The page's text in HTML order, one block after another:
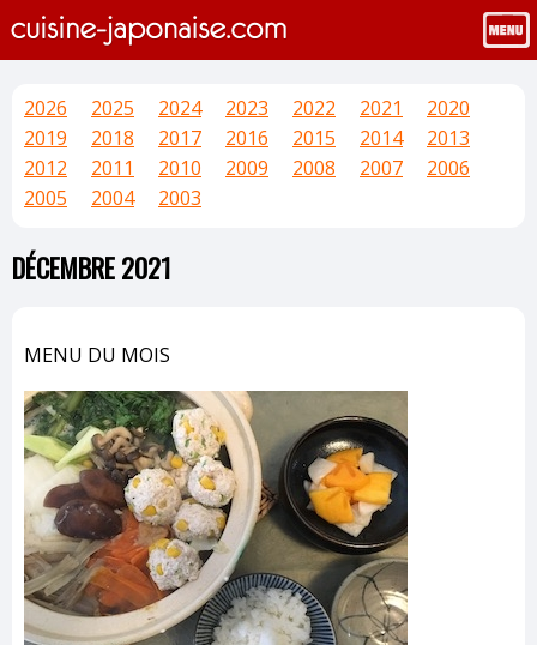
2026 2025 2024 2023 2022 2021
2020
2019
2018 2017 2016 2015 2014
2013
2012
2011 2010 2009 2008 2007
2006
2005
2004 2003
DÉCEMBRE 2021
MENU DU MOIS